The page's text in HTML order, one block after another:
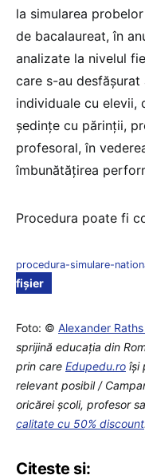
la simularea
de bacalaureat, în
analizate la nivelul
care s-au
individuale cu elevii,
ședințe cu părinții,
profesoral, în
îmbunătățirea
Procedura poate fi
procedura-simulare-
fișier
Foto: © Alexander
sprijină educaţia din
prin care Edupedu.ro îşi
relevant posibil /
oricărei școli, profesor
calitate cu 50% discount.
Citește și: